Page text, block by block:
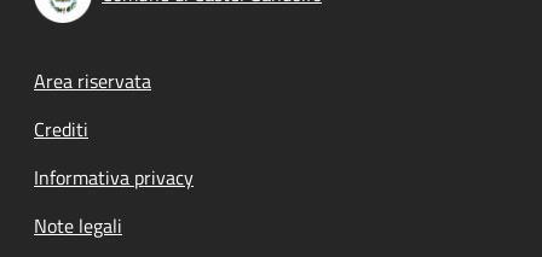
Footer menu
Area riservata
Crediti
Informativa privacy
Note legali